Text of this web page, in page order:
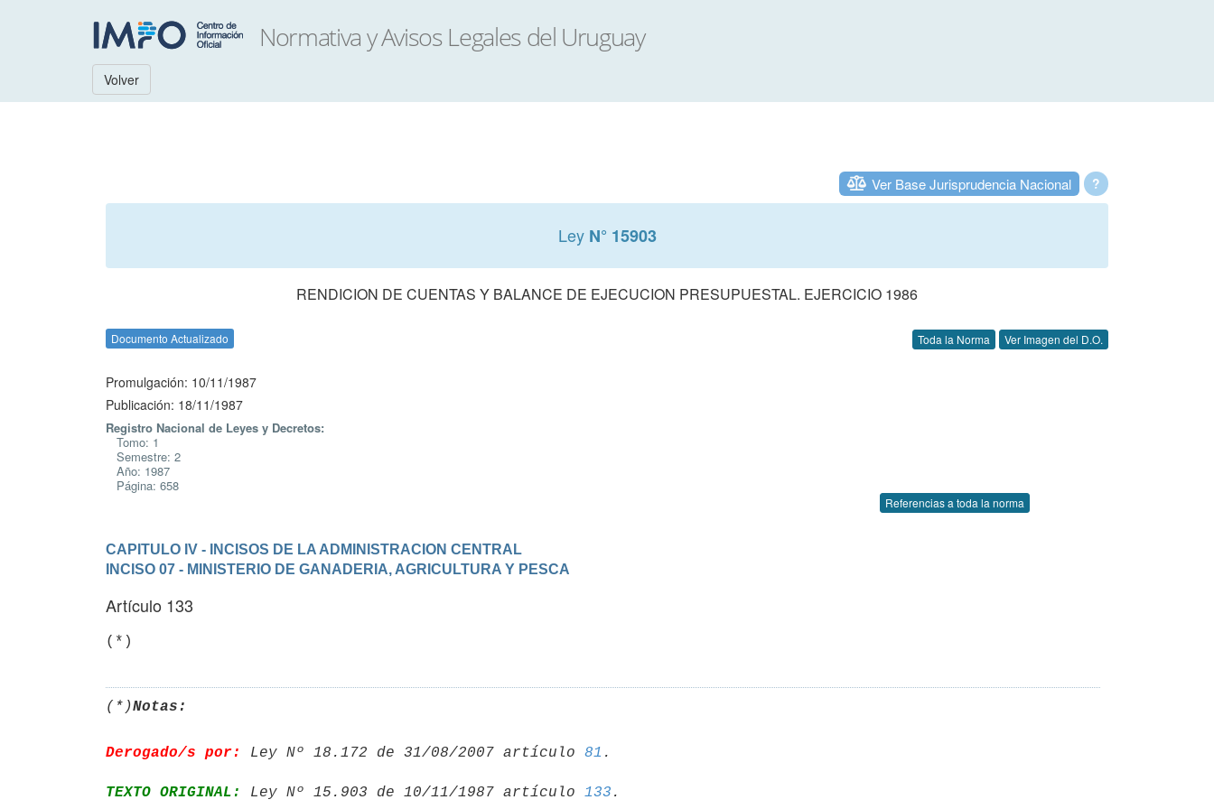
Volver
?
Ver Base Jurisprudencia Nacional
Ley N° 15903
RENDICION DE CUENTAS Y BALANCE DE EJECUCION PRESUPUESTAL. EJERCICIO 1986
Documento Actualizado Toda la Norma Ver Imagen del D.O.
Promulgación: 10/11/1987
Publicación: 18/11/1987
Registro Nacional de Leyes y Decretos:
Tomo: 1
Semestre: 2
Año: 1987
Página: 658
Referencias a toda la norma
CAPITULO IV - INCISOS DE LA ADMINISTRACION CENTRAL
INCISO 07 - MINISTERIO DE GANADERIA, AGRICULTURA Y PESCA
Artículo 133
(*)
(*)Notas:
Derogado/s por: Ley Nº 18.172 de 31/08/2007 artículo 81
TEXTO ORIGINAL: Ley Nº 15.903 de 10/11/1987 artículo 133